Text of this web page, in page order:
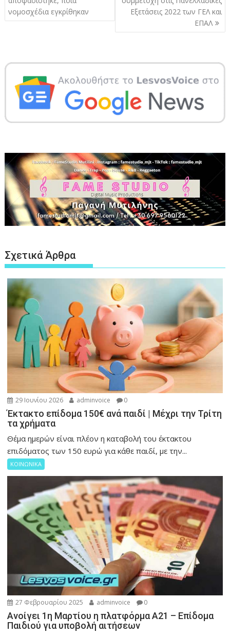
νομοσχέδια εγκρίθηκαν
Εξετάσεις 2022 των ΓΕΛ και
ΕΠΑΛ
Σχετικά Άρθρα
29 Ιουνίου 2026 adminvoice 0
Έκτακτο επίδομα 150€ ανά παιδί | Μέχρι την Τρίτη
τα χρήματα
Θέμα ημερών είναι πλέον η καταβολή του έκτακτου
επιδόματος των 150 ευρώ για κάθε παιδί, με την...
ΚΟΙΝΩΝΙΚΑ
27 Φεβρουαρίου 2025 adminvoice 0
Ανοίγει 1η Μαρτίου η πλατφόρμα Α21 – Επίδομα
Παιδιού για υποβολή αιτήσεων